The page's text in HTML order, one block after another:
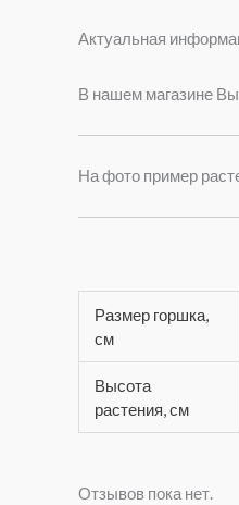
Актуальная
В нашем магазине
На фото пример
Размер горшка,
см
Высота
растения, см
Отзывов пока нет.